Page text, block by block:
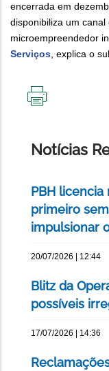
encerrada em
disponibiliza um
microempreendedor
Serviços, explica o
Notícias
PBH
primeiro
impulsionar
20/07/2026 | 12:44
Blitz da
possíveis
17/07/2026 | 14:36